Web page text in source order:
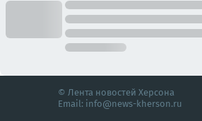
© Лента новостей Херсона
Email: info@news-kherson.ru